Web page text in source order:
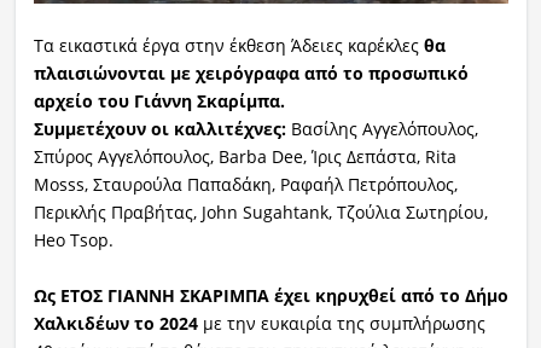
Τα εικαστικά έργα στην έκθεση Άδειες καρέκλες θα
πλαισιώνονται με χειρόγραφα από το προσωπικό
αρχείο του Γιάννη Σκαρίμπα.
Συμμετέχουν οι καλλιτέχνες:Βασίλης Αγγελόπουλος,
Σπύρος Αγγελόπουλος, Barba Dee, Ίρις Δεπάστα, Rita
Mosss, Σταυρούλα Παπαδάκη, Ραφαήλ Πετρόπουλος,
Περικλής Πραβήτας, John Sugahtank, Τζούλια Σωτηρίου,
Heo Tsop.
Ως ΕΤΟΣ ΓΙΑΝΝΗ ΣΚΑΡΙΜΠΑ έχει κηρυχθεί από το Δήμο
Χαλκιδέων το 2024με την ευκαιρία της συμπλήρωσης